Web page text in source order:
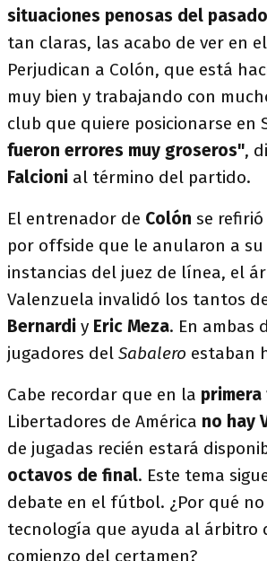
situaciones penosas del pasado
tan claras, las acabo de ver en
Perjudican a Colón, que está
muy bien y trabajando con
club que quiere posicionarse en
fueron errores muy groseros",
Falcioni al término del partido.
El entrenador de Colón se
por offside que le anularon a su
instancias del juez de línea, el
Valenzuela invalidó los tantos
Bernardi y Eric Meza. En ambas
jugadores del Sabalero estaban
Cabe recordar que en la primera
Libertadores de América no hay
de jugadas recién estará
octavos de final. Este tema
debate en el fútbol. ¿Por qué
tecnología que ayuda al árbitro
comienzo del certamen?